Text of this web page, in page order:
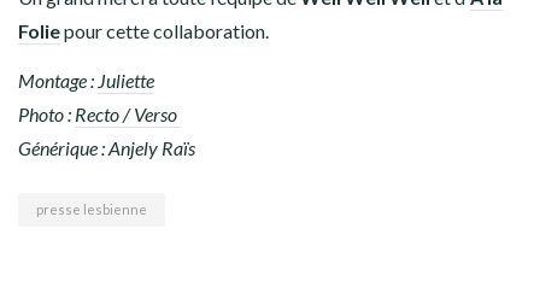
Foliepour cette collaboration.
Montage : Juliette
Photo : Recto / Verso
Générique : Anjely Raïs
presse lesbienne